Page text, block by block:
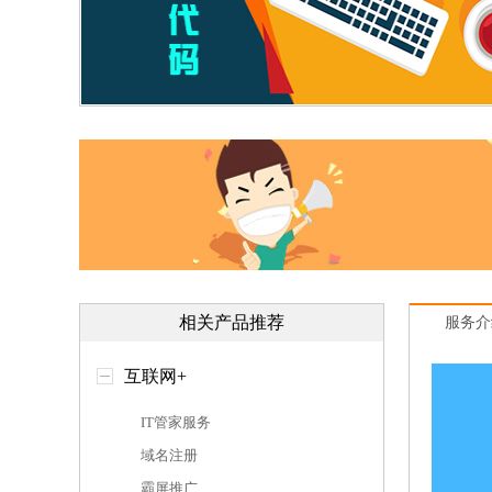
相关产品推荐
互联网+
IT管家服务
域名注册
霸屏推广
服务